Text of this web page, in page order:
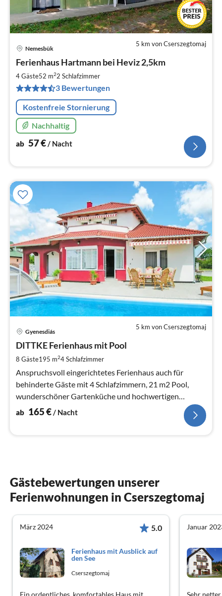
5 km von Cserszegtomaj
Nemesbük
Ferienhaus Hartmann bei Heviz 2,5km
4 Gäste52 m22 Schlafzimmer
3 Bewertungen
Kostenfreie Stornierung
Nachhaltig
ab 57€ / Nacht
5 km von Cserszegtomaj
Gyenesdiás
DITTKE Ferienhaus mit Pool
8 Gäste195 m24Schlafzimmer
Anspruchsvoll eingerichtetes Ferienhaus auch für
behinderte Gäste mit 4 Schlafzimmern, 21 m2 Pool,
wunderschöner Gartenküche und hochwertigen
Gartenmöbeln
ab 165€/ Nacht
Gästebewertungen unserer
Ferienwohnungen in Cserszegtomaj
März 2024 5.0
Ferienhaus mit Ausblick auf
den See
Cserszegtomaj
Ein ordentliches, komfortables Haus mit
Januar
Sehr